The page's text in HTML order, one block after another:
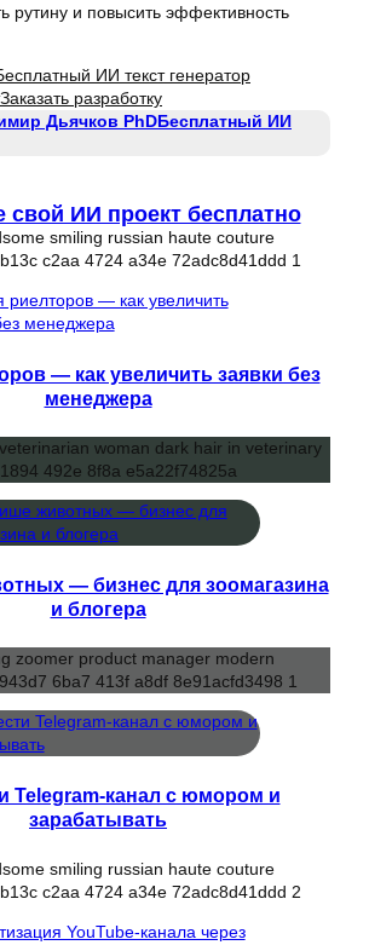
рутину и повысить эффективность
ИИ текст генератор
Заказать разработку
Дьячков PhDБесплатный ИИ
свой ИИ проект бесплатно
— как увеличить заявки без
менеджера
— бизнес для зоомагазина
и блогера
Telegram-канал с юмором и
зарабатывать